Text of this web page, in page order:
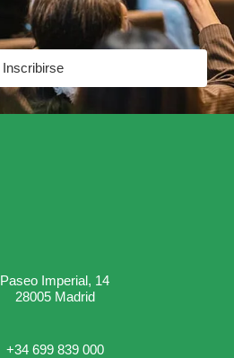
Inscribirse
Paseo Imperial, 14
28005 Madrid
+34 699 839 000